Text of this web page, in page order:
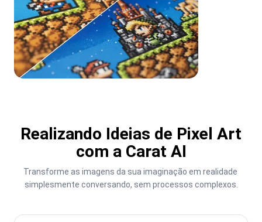
Realizando Ideias de Pixel Art
com a Carat AI
Transforme as imagens da sua imaginação em realidade
simplesmente conversando, sem processos complexos.